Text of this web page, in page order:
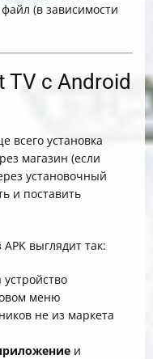
(в зависимости
TV с Android
всего установка
магазин (если
установочный
и поставить
выглядит так:
меню
не из маркета
и